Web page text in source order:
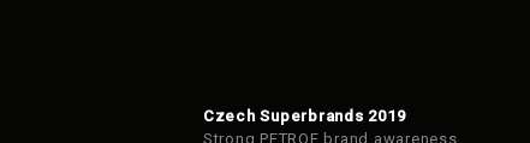
Czech Superbrands 2019
Strong PETROF brand awareness